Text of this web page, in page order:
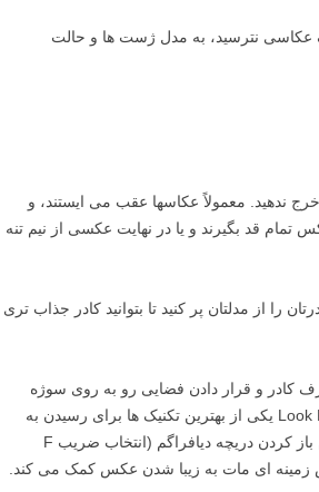
عکاسی نترسید، به مدل ژست ها و حالت
ندهید. معمولاً عکاسها عقب می ایستند، و
قد بگیرند و یا در نهایت عکسی از نیم تنه
را از مدلتان پر کنید تا بتوانید کادر جذاب تری
کادر و قرار دادن فضایی رو به روی سوژه
درون کادر به عنوان Look Room یکی از بهترین تکنیک ها برای رسیدن به
عکسی زیباست، و همچنین باز کردن دریچه دیافراگم (انتخاب ضریب F
ای مات به زیبا شدن عکس کمک می کند.